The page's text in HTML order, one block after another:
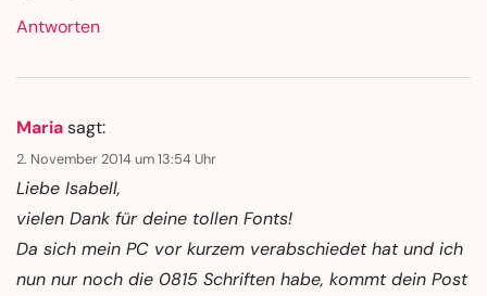
Antworten
Mariasagt:
2. November 2014 um 13:54 Uhr
Liebe Isabell,
vielen Dank für deine tollen Fonts!
Da sich mein PC vor kurzem verabschiedet hat und ich
nun nur noch die 0815 Schriften habe, kommt dein Post